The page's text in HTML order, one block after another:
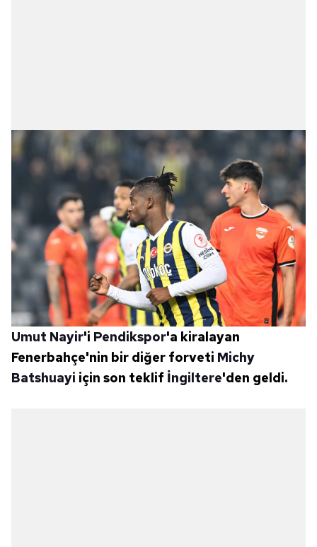
Umut Nayir'i Pendikspor'a kiralayan
Fenerbahçe'nin bir diğer forveti Michy
Batshuayi için son teklif İngiltere'den geldi.